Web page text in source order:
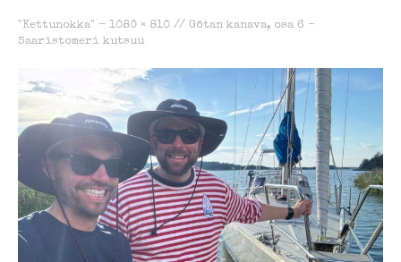
"Kettunokka" - 1080 × 810 // Götan kanava, osa 6 –
Saaristomeri kutsuu